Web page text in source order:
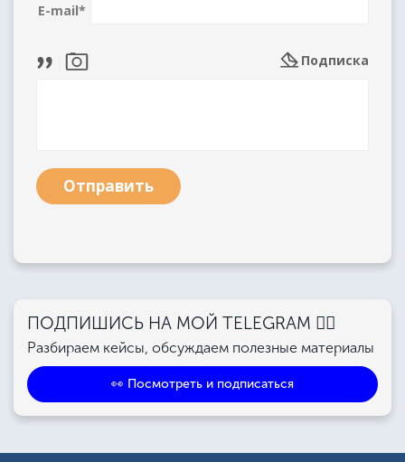
E-mail*
Подписка
Отправить
ПОДПИШИСЬ НА МОЙ TELEGRAM 👉🏻
Разбираем кейсы, обсуждаем полезные материалы
👀 Посмотреть и подписаться